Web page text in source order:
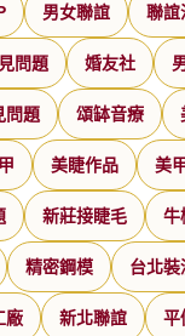
男女聯誼 聯誼
問題 婚友社
問題 頌缽音療
美睫作品 美
新莊接睫毛 牛
精密鋼模 台北裝
廠 新北聯誼 平